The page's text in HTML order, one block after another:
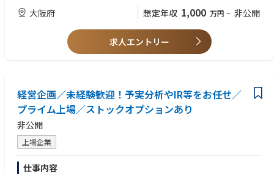
-新製品または改良製品のタイムラインと目標を設定
-コンセプト開発
-製品の独自の価値提案 (UVP) を定義
-初期コンセプトを詳細な開発仕様に変換
-プロジェクト管理（PMチームに異動する場合があります）
-製品の発売と市場評価
-市場開拓計画を策定し、プロモーション戦略をサポート
-発売後の市場フィードバックを収集し、改善策を提案
-財務パフォーマンス管理
-売上、利益率、ROI などの KPI を設定し達成
※入社後は記載の業務に従事頂く予定です。その後はご本人の適正により
業務全般に変更の可能性があります。
【歓迎】
◎起業家精神と高い意欲のある姿勢
◎創造的、革新的、積極的、そして既成概念にとらわれずに考えることが
大阪府 想定年収 1,000 万円 ~ 非公開
求人エントリー
経営企画／未経験歓迎！予実分析やIR等をお任せ／
プライム上場／ストックオプションあり
非公開
上場企業
仕事内容